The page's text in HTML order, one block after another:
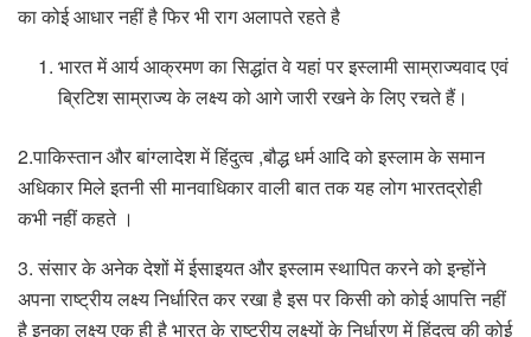
का कोई आधार नहीं है फिर भी राग अलापते रहते है
भारत में आर्य आक्रमण का सिद्धांत वे यहां पर इस्लामी साम्राज्यवाद एवं
ब्रिटिश साम्राज्य के लक्ष्य को आगे जारी रखने के लिए रचते हैं।
2.पाकिस्तान और बांग्लादेश में हिंदुत्व ,बौद्ध धर्म आदि को इस्लाम के समान
अधिकार मिले इतनी सी मानवाधिकार वाली बात तक यह लोग भारतद्रोही
कभी नहीं कहते ।
3. संसार के अनेक देशों में ईसाइयत और इस्लाम स्थापित करने को इन्होंने
अपना राष्ट्रीय लक्ष्य निर्धारित कर रखा है इस पर किसी को कोई आपत्ति नहीं
है इनका लक्ष्य एक ही है भारत के राष्ट्रीय लक्ष्यों के निर्धारण में हिंदुत्व की कोई